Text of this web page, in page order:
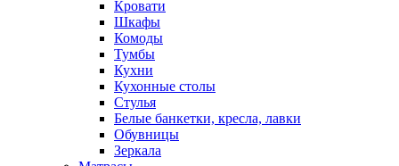
Кровати
Шкафы
Комоды
Тумбы
Кухни
Кухонные столы
Стулья
Белые банкетки, кресла, лавки
Обувницы
Зеркала